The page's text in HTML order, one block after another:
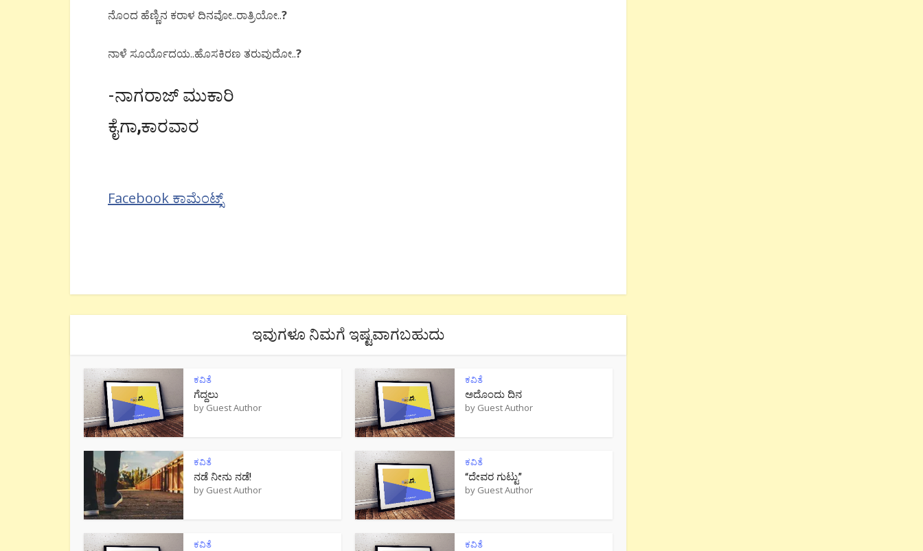
ನೊಂದ ಹೆಣ್ಣಿನ ಕರಾಳ ದಿನವೋ..ರಾತ್ರಿಯೋ..?
ನಾಳೆ ಸೂರ್ಯೊದಯ..ಹೊಸಕಿರಣ ತರುವುದೋ..?
-ನಾಗರಾಜ್ ಮುಕಾರಿ
ಕೈಗಾ,ಕಾರವಾರ
Facebook ಕಾಮೆಂಟ್ಸ್
ಇವುಗಳೂ ನಿಮಗೆ ಇಷ್ಟವಾಗಬಹುದು
ಕವಿತೆ
ಗೆದ್ದಲು
by Guest Author
ಕವಿತೆ
ಅದೊಂದು ದಿನ
by Guest Author
ಕವಿತೆ
ನಡೆ ನೀನು‌ ನಡೆ!
by Guest Author
ಕವಿತೆ
“ದೇವರ ಗುಟ್ಟು”
by Guest Author
ಕವಿತೆ ಕವಿತೆ